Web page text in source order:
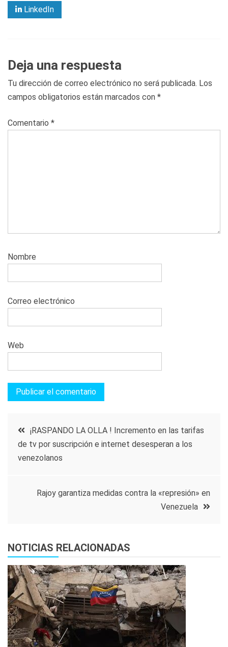
LinkedIn
Deja una respuesta
Tu dirección de correo electrónico no será publicada. Los
campos obligatorios están marcados con *
Comentario *
Nombre
Correo electrónico
Web
Navegación
de
¡RASPANDO LA OLLA ! Incremento en las tarifas
de tv por suscripción e internet desesperan a los
venezolanos
Rajoy garantiza medidas contra la «represión» en
Venezuela
NOTICIAS RELACIONADAS